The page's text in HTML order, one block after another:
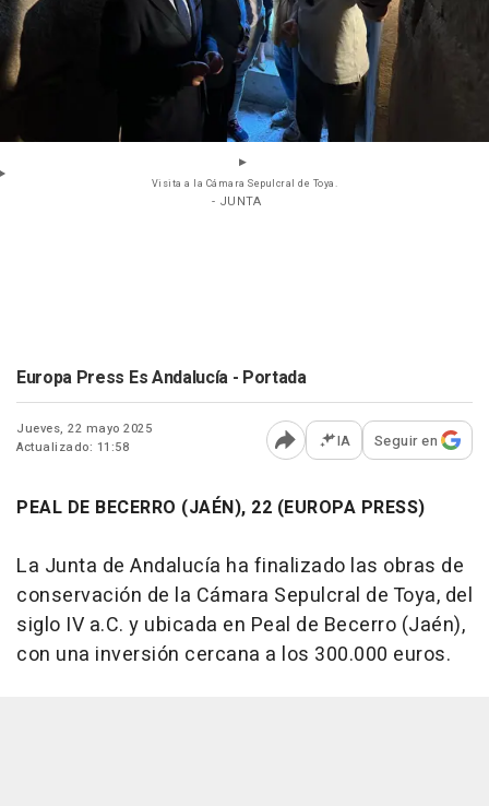
Visita a la Cámara Sepulcral de Toya.
- JUNTA
Europa Press Es Andalucía - Portada
Jueves, 22 mayo 2025
Actualizado: 11:58
Abrir opciones para
IA Seguir en
PEAL DE BECERRO (JAÉN), 22 (EUROPA PRESS)
La Junta de Andalucía ha finalizado las obras de
conservación de la Cámara Sepulcral de Toya, del
siglo IV a.C. y ubicada en Peal de Becerro (Jaén),
con una inversión cercana a los 300.000 euros.